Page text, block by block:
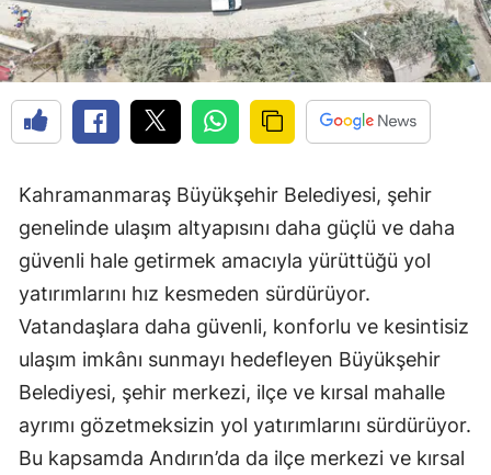
Kahramanmaraş Büyükşehir Belediyesi, şehir
genelinde ulaşım altyapısını daha güçlü ve daha
güvenli hale getirmek amacıyla yürüttüğü yol
yatırımlarını hız kesmeden sürdürüyor.
Vatandaşlara daha güvenli, konforlu ve kesintisiz
ulaşım imkânı sunmayı hedefleyen Büyükşehir
Belediyesi, şehir merkezi, ilçe ve kırsal mahalle
ayrımı gözetmeksizin yol yatırımlarını sürdürüyor.
Bu kapsamda Andırın’da da ilçe merkezi ve kırsal